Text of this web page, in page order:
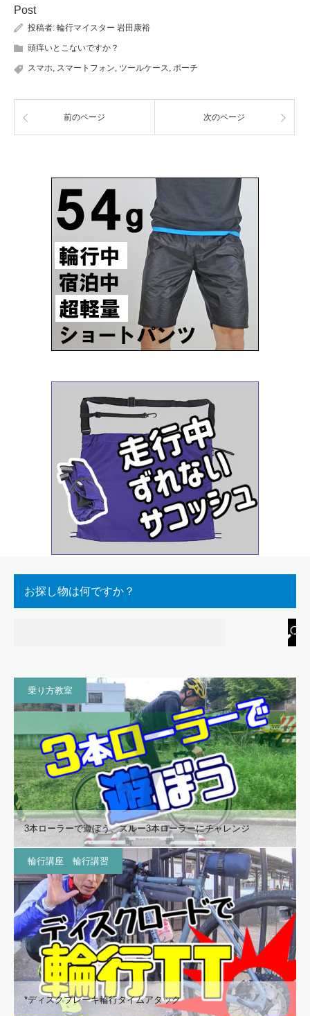
Post
投稿者: 輪行マイスター 岩田康裕
頭痒いとこないですか？
スマホ スマートフォン ツールケース ポーチ
前のページ 次のページ
お探し物は何ですか？
乗り方教室
3本ローラーで遊ぼう、スルー3本ローラーにチャレンジ
輪行講座 輪行講習
*ディスクブレーキ輪行タイムアタック